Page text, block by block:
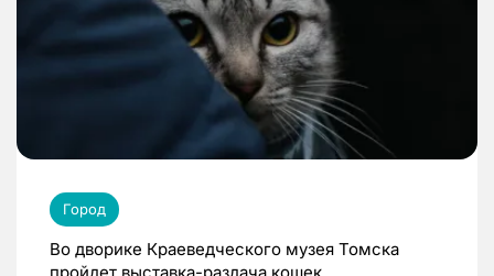
Город
Во дворике Краеведческого музея Томска